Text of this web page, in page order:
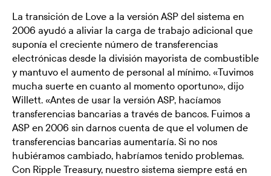
La transición de Love a la versión ASP del sistema en
2006 ayudó a aliviar la carga de trabajo adicional que
suponía el creciente número de transferencias
electrónicas desde la división mayorista de combustible
y mantuvo el aumento de personal al mínimo. «Tuvimos
mucha suerte en cuanto al momento oportuno», dijo
Willett. «Antes de usar la versión ASP, hacíamos
transferencias bancarias a través de bancos. Fuimos a
ASP en 2006 sin darnos cuenta de que el volumen de
transferencias bancarias aumentaría. Si no nos
hubiéramos cambiado, habríamos tenido problemas.
Con Ripple Treasury, nuestro sistema siempre está en